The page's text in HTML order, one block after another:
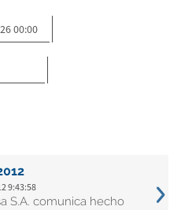
9:43:58
S.A. comunica hecho